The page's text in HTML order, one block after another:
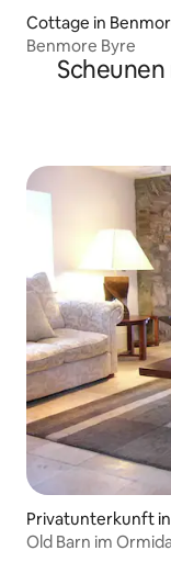
Cottage in
Benmore Byre
Privatunterkunft
Old Barn im